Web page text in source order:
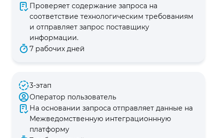
Проверяет содержание запроса на
соответствие технологическим требованиям
и отправляет запрос поставщику
информации.
7 рабочих дней
3-этап
Оператор пользователь
На основании запроса отправляет данные на
Межведомственную интеграционнную
платформу